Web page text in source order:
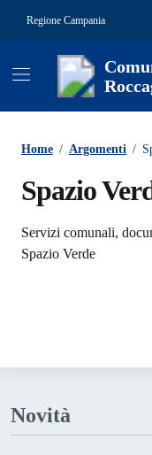
Regione Campania
Home / Argomenti /
Spazio
Dettagli
Servizi comunali,
Spazio Verde
Novità